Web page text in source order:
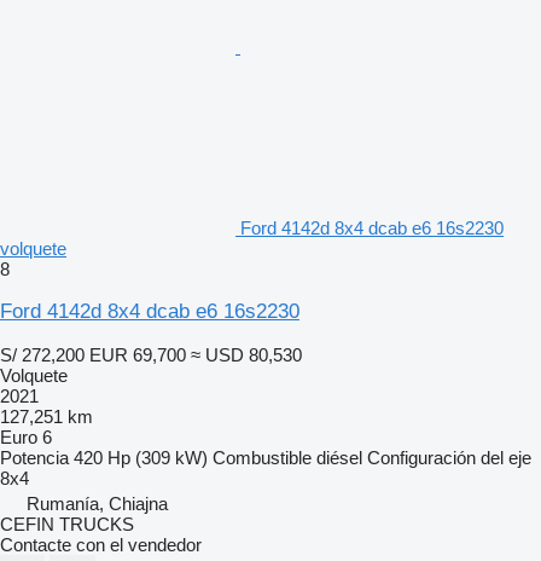
Ford 4142d 8x4 dcab e6 16s2230
volquete
8
Ford 4142d 8x4 dcab e6 16s2230
S/ 272,200 EUR 69,700 ≈ USD 80,530
Volquete
2021
127,251 km
Euro 6
Potencia 420 Hp (309 kW) Combustible diésel Configuración del eje
8x4
Rumanía, Chiajna
CEFIN TRUCKS
Contacte con el vendedor